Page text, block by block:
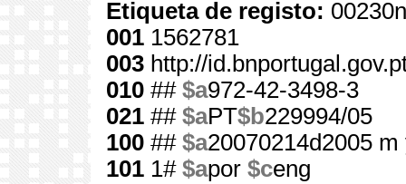
Etiqueta de registo:
001 1562781
003 http://
010 ## $a972-42-3498-3
021 ## $aPT$b229994/05
100 ## $a20070214d2005
101 1# $apor $ceng